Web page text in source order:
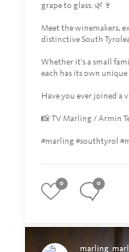
grape to glass. 🌿🍷
Meet the winemakers,
distinctive South
Whether it's a small
each has its own
Have you ever joined a
📸 TV Marling / Armin
#marling #southtyrol
0 0